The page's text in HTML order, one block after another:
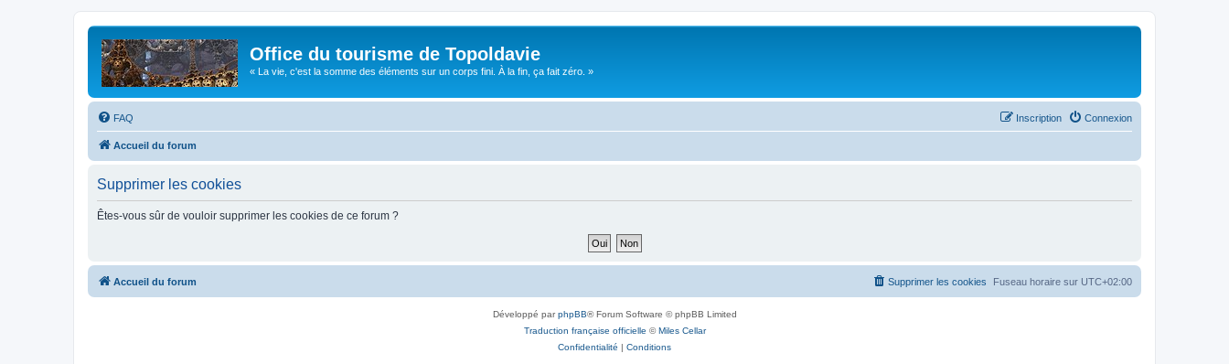
Office du tourisme de Topoldavie
« La vie, c'est la somme des éléments sur un corps fini. À la fin, ça fait zéro. »
FAQ Connexion
Inscription
Accueil du forum
Supprimer les cookies
Êtes-vous sûr de vouloir supprimer les cookies de ce forum ?
Accueil du forum Fuseau horaire sur UTC+02:00
Supprimer les cookies
Développé parphpBB® Forum Software © phpBB Limited
Traduction française officielle ©Miles Cellar
Confidentialité | Conditions